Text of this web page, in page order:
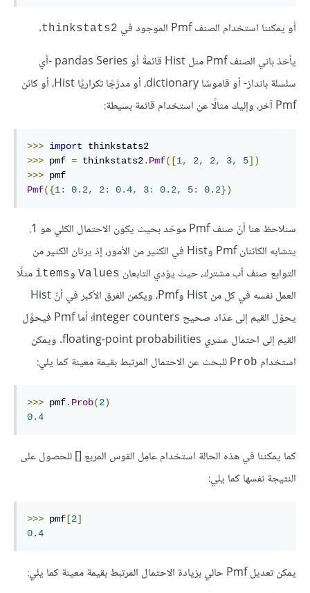
أو يمكننا استخدام الصنف Pmf الموجود في thinkstats2
.
يأخذ باني الصنف Pmf مثل Hist قائمةً أو pandas Series -أي
سلسلة بانداز- أو قاموسًا dictionary، أو مدرَّجًا تكراريًا Hist، أو كائن
Pmf آخر، وإليك مثالًا عن استخدام قائمة بسيطة:
>>> import
>>> pmf = thinkstats2. Pmf([1, 2, 2, 3, 5])
>>>
Pmf({1: 0.2, 2: 0.4, 3: 0.2, 5: 0.2})
سنلاحظ هنا أنّ صنف Pmf موحّد بحيث يكون الاحتمال الكلي هو 1.
يتشابه الكائنان Pmf وHist في الكثير من الأمور، إذ يرثان الكثير من
التوابع صنف أب مشترك، حيث يؤدي التابعان Values وitems مثلًا
العمل نفسه في كل من Hist وPmf، ويكمن الفرق الأكبر في أنّ Hist
يحوّل القيم إلى عدّاد صحيح integer counters؛ أما Pmf فيحوِّل
القيم إلى احتمال عشري floating-point probabilities. ويمكن
استخدام Prob للبحث عن الاحتمال المرتبط بقيمة معينة كما يلي:
>>> pmf. Prob(2)
0.4
كما يمكننا في هذه الحالة استخدام عامِل القوس المربع [] للحصول على
النتيجة نفسها كما يلي:
>>> pmf [2]
0.4
يمكن تعديل Pmf حالي بزيادة الاحتمال المرتبط بقيمة معينة كما يلي: